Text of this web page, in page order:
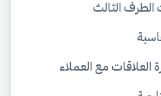
الطرف الثالث
مع العملاء